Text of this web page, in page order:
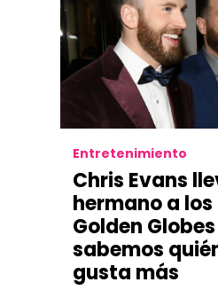
Entretenimiento
Chris Evans
hermano a los
Golden
sabemos
gusta más